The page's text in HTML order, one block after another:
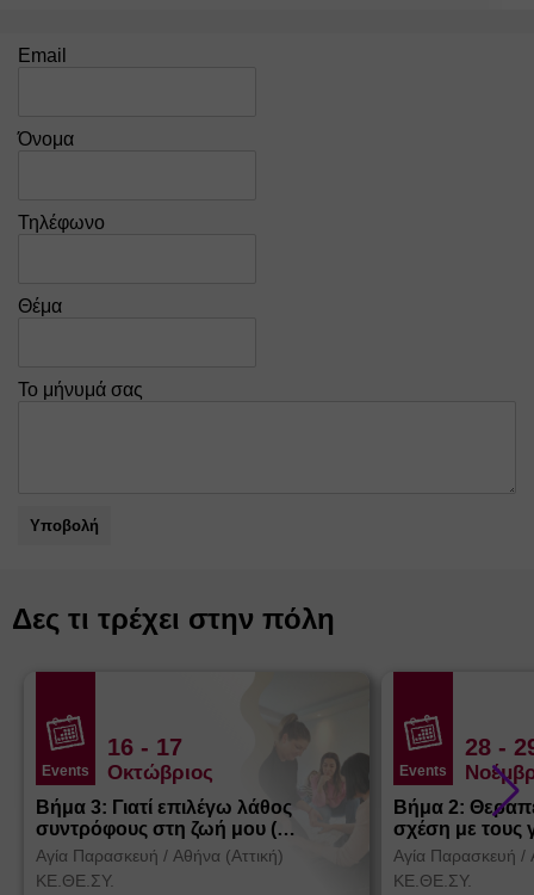
Email
Όνομα
Τηλέφωνο
Θέμα
Το μήνυμά σας
Υποβολή
Δες τι τρέχει στην πόλη
Events
16 - 17
Οκτώβριος
Βήμα 3: Γιατί επιλέγω λάθος
συντρόφους στη ζωή μου (
Θεσσαλονίκη)
Αγία Παρασκευή / Αθήνα (Αττική)
ΚΕ.ΘΕ.ΣΥ.
Events
28 -
Βήμα 2:
σχέση με τους
Αγία Παρασκευή /
ΚΕ.ΘΕ.ΣΥ.